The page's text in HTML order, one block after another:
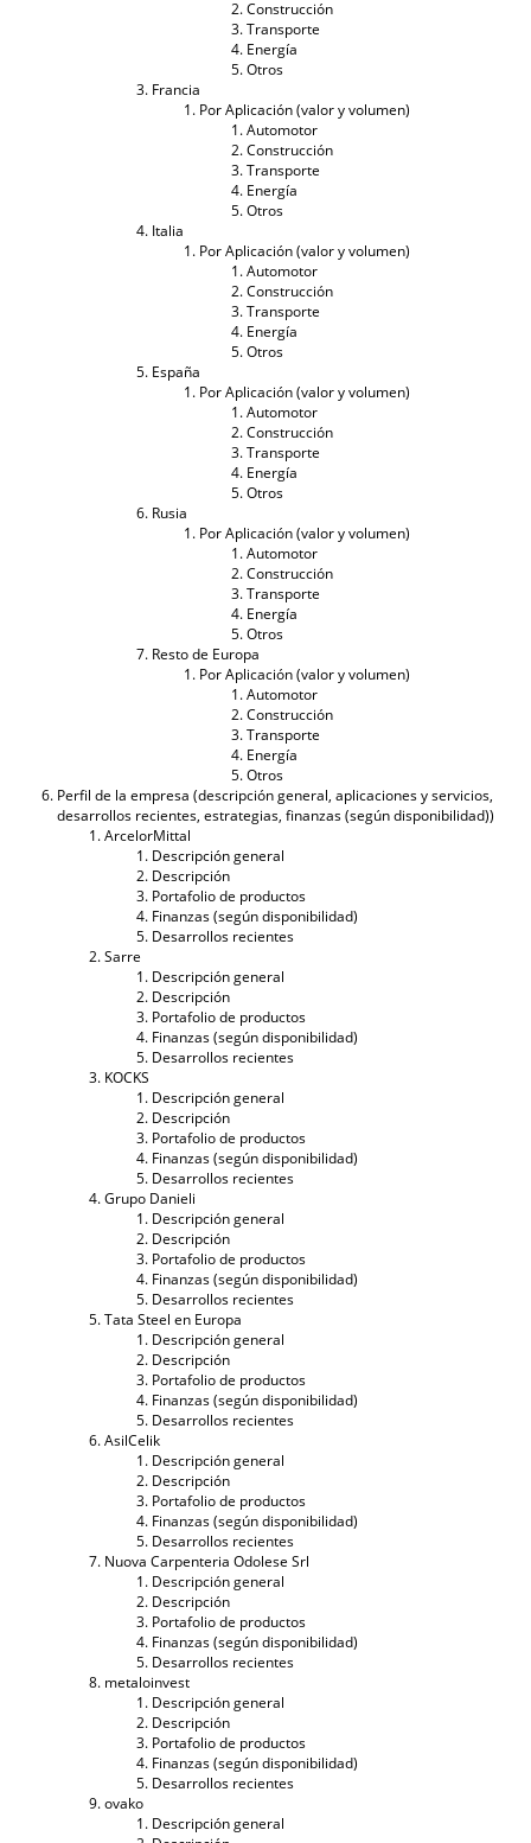
Construcción
Transporte
Energía
Otros
Francia
Por Aplicación (valor y volumen)
Automotor
Construcción
Transporte
Energía
Otros
Italia
Por Aplicación (valor y volumen)
Automotor
Construcción
Transporte
Energía
Otros
España
Por Aplicación (valor y volumen)
Automotor
Construcción
Transporte
Energía
Otros
Rusia
Por Aplicación (valor y volumen)
Automotor
Construcción
Transporte
Energía
Otros
Resto de Europa
Por Aplicación (valor y volumen)
Automotor
Construcción
Transporte
Energía
Otros
Perfil de la empresa (descripción general, aplicaciones y servicios,
desarrollos recientes, estrategias, finanzas (según disponibilidad))
ArcelorMittal
Descripción general
Descripción
Portafolio de productos
Finanzas (según disponibilidad)
Desarrollos recientes
Sarre
Descripción general
Descripción
Portafolio de productos
Finanzas (según disponibilidad)
Desarrollos recientes
KOCKS
Descripción general
Descripción
Portafolio de productos
Finanzas (según disponibilidad)
Desarrollos recientes
Grupo Danieli
Descripción general
Descripción
Portafolio de productos
Finanzas (según disponibilidad)
Desarrollos recientes
Tata Steel en Europa
Descripción general
Descripción
Portafolio de productos
Finanzas (según disponibilidad)
Desarrollos recientes
AsilCelik
Descripción general
Descripción
Portafolio de productos
Finanzas (según disponibilidad)
Desarrollos recientes
Nuova Carpenteria Odolese Srl
Descripción general
Descripción
Portafolio de productos
Finanzas (según disponibilidad)
Desarrollos recientes
metaloinvest
Descripción general
Descripción
Portafolio de productos
Finanzas (según disponibilidad)
Desarrollos recientes
ovako
Descripción general